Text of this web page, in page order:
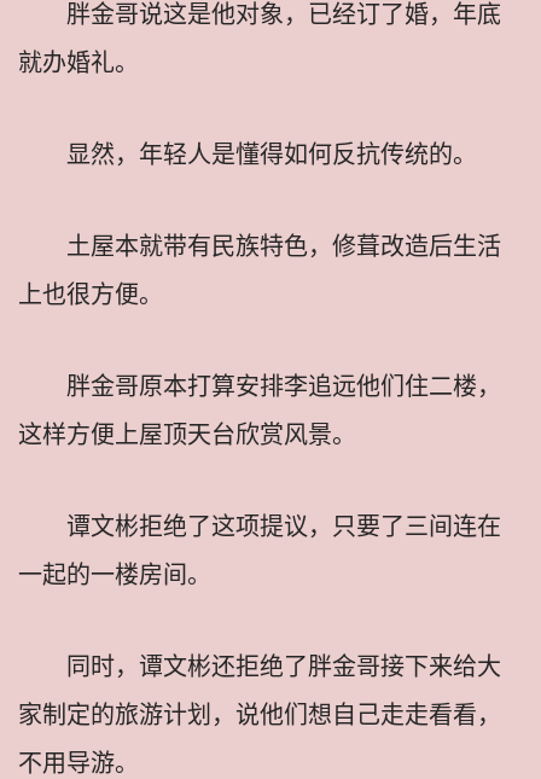
胖金哥说这是他对象，已经订了婚，年底
就办婚礼。
显然，年轻人是懂得如何反抗传统的。
土屋本就带有民族特色，修葺改造后生活
上也很方便。
胖金哥原本打算安排李追远他们住二楼，
这样方便上屋顶天台欣赏风景。
谭文彬拒绝了这项提议，只要了三间连在
一起的一楼房间。
同时，谭文彬还拒绝了胖金哥接下来给大
家制定的旅游计划，说他们想自己走走看看，
不用导游。